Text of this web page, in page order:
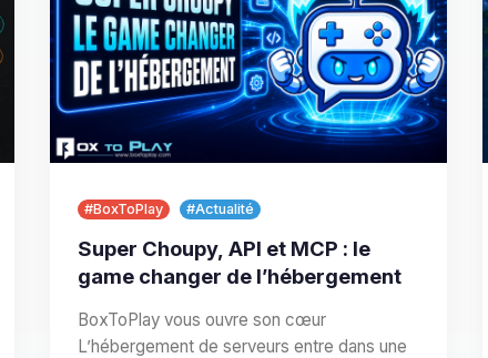
#BoxToPlay #Actualité
Super Choupy, API et MCP : le
game changer de l’hébergement
BoxToPlay vous ouvre son cœur
L’hébergement de serveurs entre dans une